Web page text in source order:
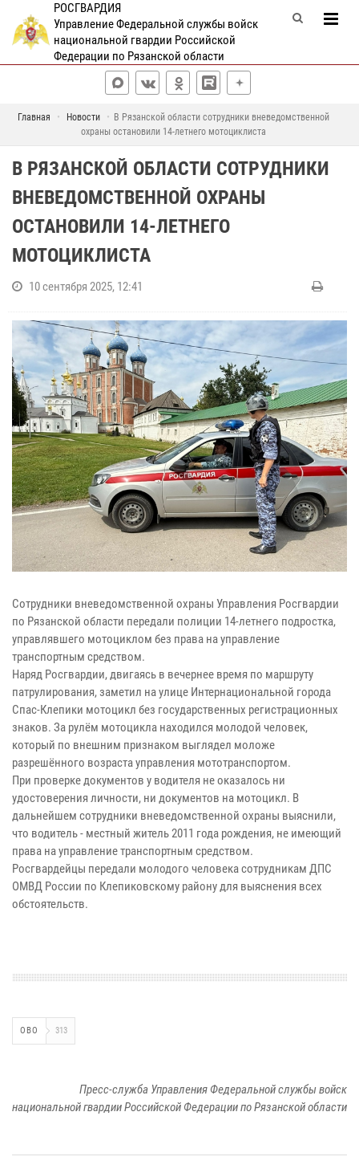
РОСГВАРДИЯ
Управление Федеральной службы войск
национальной гвардии Российской
Федерации по Рязанской области
Главная Новости
В Рязанской области сотрудники вневедомственной
охраны остановили 14-летнего мотоциклиста
В РЯЗАНСКОЙ ОБЛАСТИ СОТРУДНИКИ
ВНЕВЕДОМСТВЕННОЙ ОХРАНЫ
ОСТАНОВИЛИ 14-ЛЕТНЕГО
МОТОЦИКЛИСТА
10 сентября 2025, 12:41
Сотрудники вневедомственной охраны Управления Росгвардии
по Рязанской области передали полиции 14-летнего подростка,
управлявшего мотоциклом без права на управление
транспортным средством.
Наряд Росгвардии, двигаясь в вечернее время по маршруту
патрулирования, заметил на улице Интернациональной города
Спас-Клепики мотоцикл без государственных регистрационных
знаков. За рулём мотоцикла находился молодой человек,
который по внешним признаком выглядел моложе
разрешённого возраста управления мототранспортом.
При проверке документов у водителя не оказалось ни
удостоверения личности, ни документов на мотоцикл. В
дальнейшем сотрудники вневедомственной охраны выяснили,
что водитель - местный житель 2011 года рождения, не имеющий
права на управление транспортным средством.
Росгвардейцы передали молодого человека сотрудникам ДПС
ОМВД России по Клепиковскому району для выяснения всех
обстоятельств.
ОВО 313
Пресс-служба Управления Федеральной службы войск
национальной гвардии Российской Федерации по Рязанской области